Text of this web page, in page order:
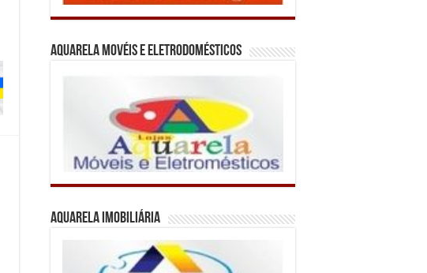
Aquarela Movéis e Eletrodomésticos
Aquarela Imobiliária